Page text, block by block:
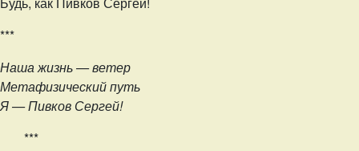
***
Наша жизнь — ветер
Метафизический путь
Я — Пивков Сергей!
***